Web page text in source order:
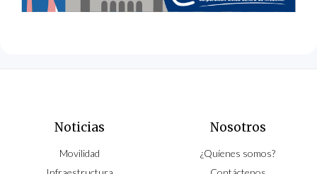
Noticias
Movilidad
Nosotros
¿Quíenes somos?